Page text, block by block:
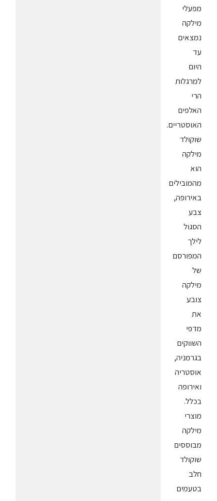
מפעלי
מילקה
נמצאים
עד
היום
למרגלות
הרי
האלפים
האוסטריים.
שוקולד
מילקה
הוא
מהמובילים
באירופה,
צבע
הסגול
לילך
המפורסם
של
מילקה
צובע
את
מדפי
השווקים
בגרמניה,
אוסטריה
ואירופה
בכלל.
מוצרי
מילקה
מבוססים
שוקולד
חלב
בטעמים